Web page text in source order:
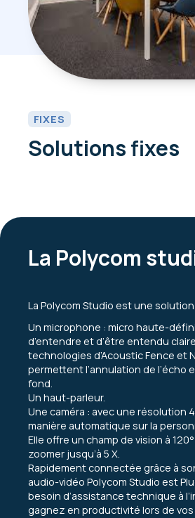
FIXES
Solutions fixes
La Polycom
La Polycom Studio est une
Un microphone : micro haute-
d’entendre et d’être entendu
technologies d’Acoustic Fence et
permettent l’annulation de l’écho
fond.
Un haut-parleur.
Une caméra : avec une résolution
manière automatique sur la
Elle offre un champ de vision à
zoomer jusqu’à 5 X.
Rapidement connectée grâce à
audio-vidéo Polycom Studio est
besoin d’assistance technique à
gagnez en productivité lors de